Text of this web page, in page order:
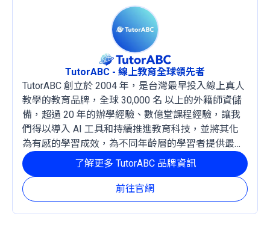
TutorABC - 線上教育全球領先者
TutorABC 創立於 2004 年，是台灣最早投入線上真人
教學的教育品牌，全球 30,000 名 以上的外籍師資儲
備，超過 20 年的辦學經驗、數億堂課程經驗，讓我
們得以導入 AI 工具和持續推進教育科技，並將其化
為有感的學習成效，為不同年齡層的學習者提供最穩
定且有效的成長路徑。
前往官網
了解更多 TutorABC 品牌資訊